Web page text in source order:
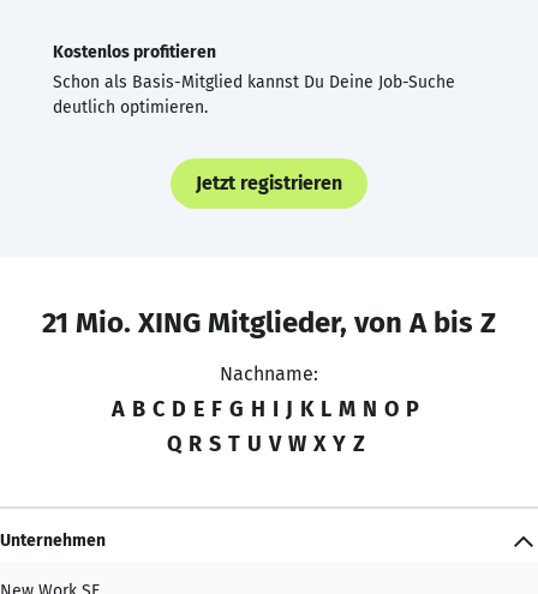
Kostenlos profitieren
Schon als Basis-Mitglied kannst Du Deine Job-Suche
deutlich optimieren.
Jetzt registrieren
21 Mio. XING Mitglieder, von A bis Z
Nachname:
A B C D E F G H I J K L M N O P
Q R S T U V W X Y Z
Unternehmen